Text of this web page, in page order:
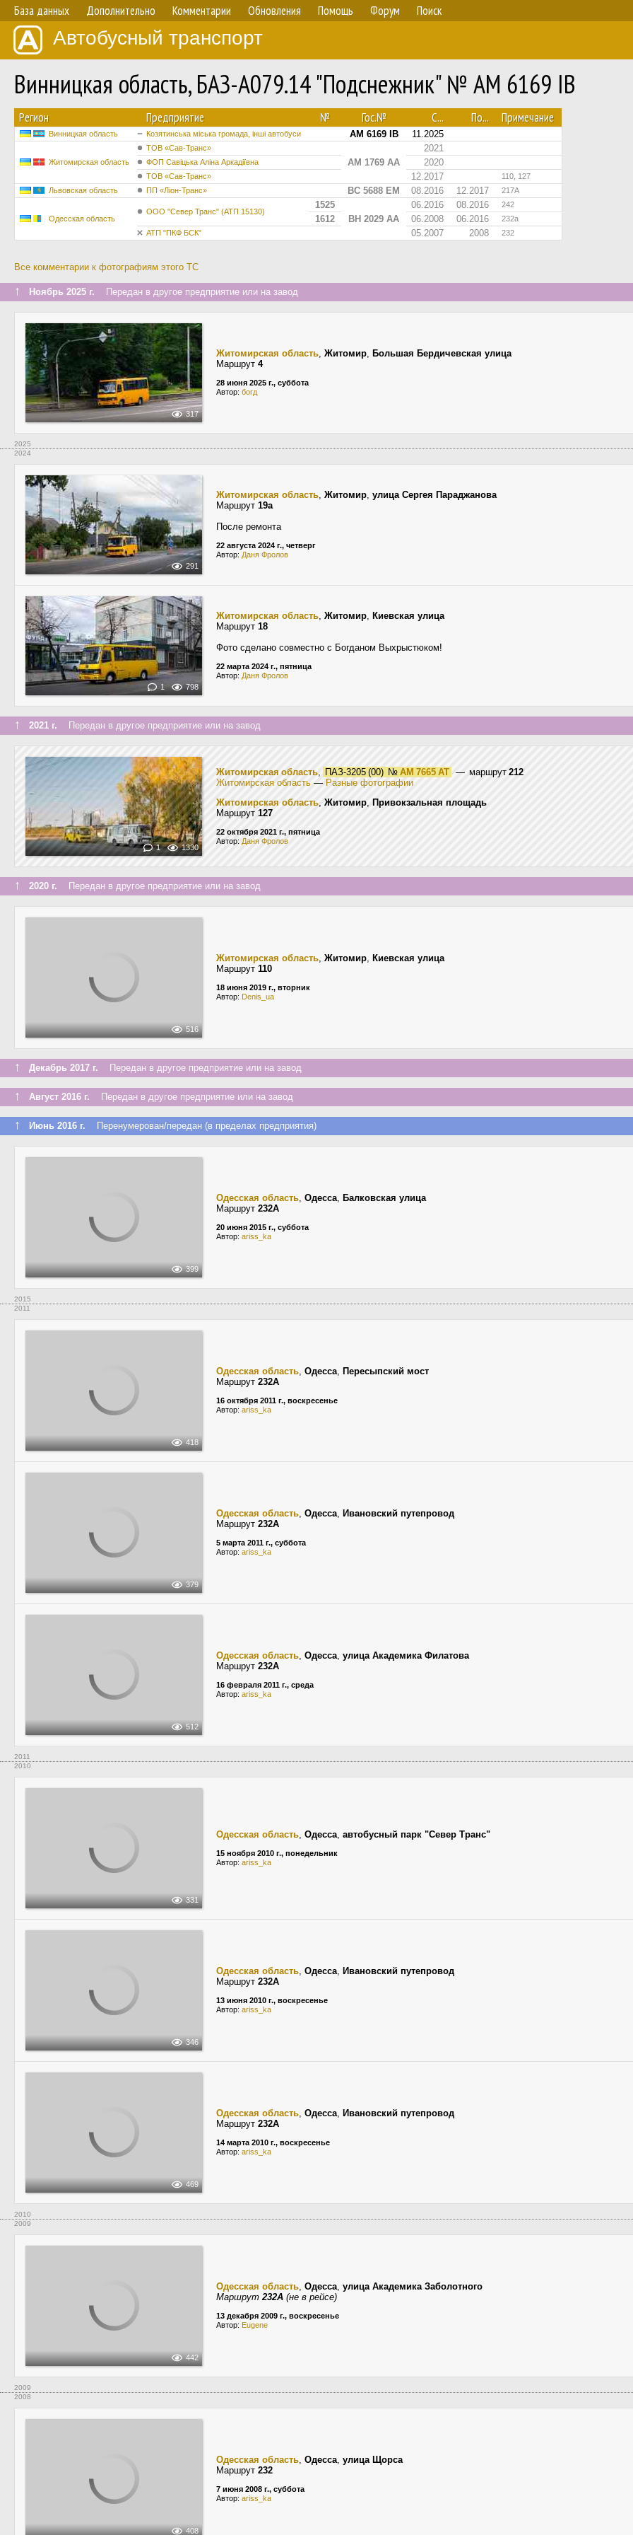
База данных Дополнительно Комментарии Обновления Помощь Форум Поиск
Автобусный транспорт
Винницкая область, БАЗ-А079.14 "Подснежник" № AM 6169 IB
Регион Предприятие № Гос.№ С... По... Примечание
Винницкая область Козятинська міська громада, інші автобуси AM 6169 IB 11.2025
Житомирская область
ТОВ «Сав-Транс»
AM 1769 AA
2021
ФОП Савіцька Аліна Аркадіївна 2020
ТОВ «Сав-Транс» 12.2017
110, 127
Львовская область
ПП «Ліон-Транс» BC 5688 EM 08.2016 12.2017 217А
Одесская область
ООО "Север Транс" (АТП 15130)
1525
BH 2029 AA
06.2016 08.2016 242
1612 06.2008 06.2016
232а
АТП "ПКФ БСК"
05.2007 2008 232
Все комментарии к фотографиям этого ТС
↑ Ноябрь 2025 г. Передан в другое предприятие или на завод
317
Житомирская область, Житомир, Большая Бердичевская улица
Маршрут 4
28 июня 2025 г., суббота
Автор: богд
2025
2024
291
Житомирская область, Житомир, улица Сергея Параджанова
Маршрут 19а
После ремонта
22 августа 2024 г., четверг
Автор: Даня Фролов
1 798
Житомирская область, Житомир, Киевская улица
Маршрут 18
Фото сделано совместно с Богданом Выхрыстюком!
22 марта 2024 г., пятница
Автор: Даня Фролов
↑ 2021 г. Передан в другое предприятие или на завод
1 1330
Житомирская область, ПАЗ-3205 (00) № AM 7665 AT — маршрут 212
Житомирская область — Разные фотографии
Житомирская область, Житомир, Привокзальная площадь
Маршрут 127
22 октября 2021 г., пятница
Автор: Даня Фролов
↑ 2020 г. Передан в другое предприятие или на завод
516
Житомирская область, Житомир, Киевская улица
Маршрут 110
18 июня 2019 г., вторник
Автор: Denis_ua
↑ Декабрь 2017 г. Передан в другое предприятие или на завод
↑ Август 2016 г. Передан в другое предприятие или на завод
↑ Июнь 2016 г. Перенумерован/передан (в пределах предприятия)
399
Одесская область, Одесса, Балковская улица
Маршрут 232А
20 июня 2015 г., суббота
Автор: ariss_ka
2015
2011
418
Одесская область, Одесса, Пересыпский мост
Маршрут 232А
16 октября 2011 г., воскресенье
Автор: ariss_ka
379
Одесская область, Одесса, Ивановский путепровод
Маршрут 232А
5 марта 2011 г., суббота
Автор: ariss_ka
512
Одесская область, Одесса, улица Академика Филатова
Маршрут 232А
16 февраля 2011 г., среда
Автор: ariss_ka
2011
2010
331
Одесская область, Одесса, автобусный парк "Север Транс"
15 ноября 2010 г., понедельник
Автор: ariss_ka
346
Одесская область, Одесса, Ивановский путепровод
Маршрут 232А
13 июня 2010 г., воскресенье
Автор: ariss_ka
469
Одесская область, Одесса, Ивановский путепровод
Маршрут 232А
14 марта 2010 г., воскресенье
Автор: ariss_ka
2010
2009
442
Одесская область, Одесса, улица Академика Заболотного
Маршрут232А (не в рейсе)
13 декабря 2009 г., воскресенье
Автор: Eugene
2009
2008
408
Одесская область, Одесса, улица Щорса
Маршрут 232
7 июня 2008 г., суббота
Автор: ariss_ka